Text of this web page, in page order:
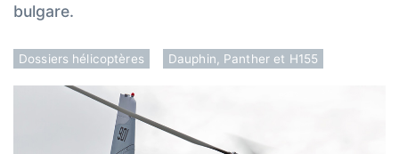
bulgare.
Dossiers hélicoptères Dauphin, Panther et H155